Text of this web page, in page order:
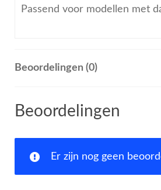
Passend voor modellen met
Beoordelingen (0)
Beoordelingen
Er zijn nog geen